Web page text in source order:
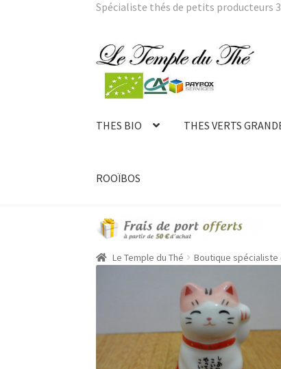
Spécialiste thés de petits producteurs
Aller
à
navigation
Aller
au
contenu
THES BIO THES VERTS
ROOÏBOS
Le Temple du Thé Boutique spécialiste